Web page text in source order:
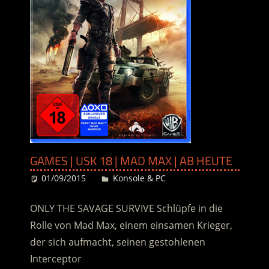
GAMES | USK 18 | MAD MAX | AB HEUTE
01/09/2015 Desiree
Konsole & PC
ONLY THE SAVAGE SURVIVE Schlüpfe in die
Rolle von Mad Max, einem einsamen Krieger,
der sich aufmacht, seinen gestohlenen
Interceptor